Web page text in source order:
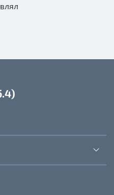
а это
переваривание –
злаки,горох, молоко и
и минеральные
- 9г; жиры - 4,5г;